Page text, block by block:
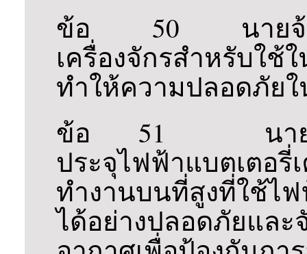
ข้อ 50 นายจ้างต้
เครื่องจักรสำหรับใ
ทำให้ความปลอดภัย
ข้อ 51 นายจ้างต้
ประจุไฟฟ้าแบตเตอรี่
ทำงานบนที่สูงที่ใช้ไ
ได้อย่างปลอดภัยและ